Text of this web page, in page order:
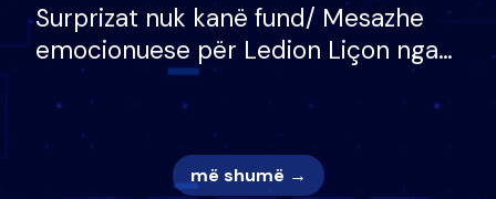
Surprizat nuk kanë fund/ Mesazhe
emocionuese për Ledion Liçon nga
nëna dhe fëmijët e tij, moderatori
nuk i mban dot lotët: Nuk meritoj…
më shumë →